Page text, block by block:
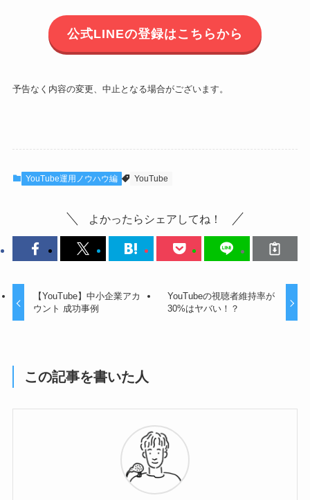
公式LINEの登録はこちらから
予告なく内容の変更、中止となる場合がございます。
YouTube運用ノウハウ編 YouTube
よかったらシェアしてね！
【YouTube】中小企業アカ
ウント 成功事例
YouTubeの視聴者維持率が
30%はヤバい！？
この記事を書いた人